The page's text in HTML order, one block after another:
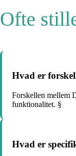
Ofte
Hvad er
Forskellen mellem
funktionalitet. §
Hvad er